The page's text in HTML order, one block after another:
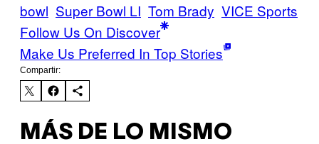
bowl Super Bowl LI Tom Brady VICE Sports
Follow Us On Discover
Make Us Preferred In Top Stories
Compartir:
MÁS DE LO MISMO